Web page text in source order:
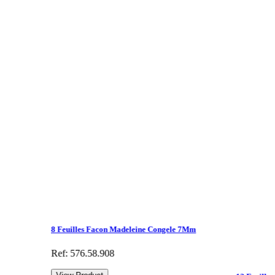
8 Feuilles Facon Madeleine Congele 7Mm
Ref: 576.58.908